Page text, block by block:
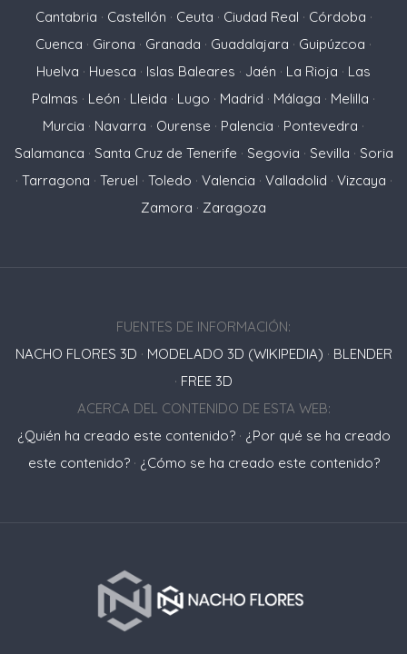
Cantabria · Castellón · Ceuta · Ciudad Real · Córdoba ·
Cuenca · Girona · Granada · Guadalajara · Guipúzcoa ·
Huelva · Huesca · Islas Baleares · Jaén · La Rioja · Las
Palmas · León · Lleida · Lugo · Madrid · Málaga · Melilla ·
Murcia · Navarra · Ourense · Palencia · Pontevedra ·
Salamanca · Santa Cruz de Tenerife · Segovia · Sevilla · Soria
· Tarragona · Teruel · Toledo · Valencia · Valladolid · Vizcaya ·
Zamora · Zaragoza
FUENTES DE INFORMACIÓN:
NACHO FLORES 3D · MODELADO 3D (WIKIPEDIA) · BLENDER
· FREE 3D
ACERCA DEL CONTENIDO DE ESTA WEB:
¿Quién ha creado este contenido?· ¿Por qué se ha creado
este contenido?· ¿Cómo se ha creado este contenido?